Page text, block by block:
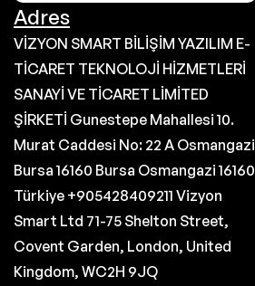
Adres
VİZYON SMART BİLİŞİM YAZILIM E-
TİCARET TEKNOLOJİ HİZMETLERİ
SANAYİ VE TİCARET LİMİTED
ŞİRKETİ Gunestepe Mahallesi 10.
Murat Caddesi No: 22 A Osmangazi
Bursa 16160 Bursa Osmangazi 16160
Türkiye +905428409211 Vizyon
Smart Ltd 71-75 Shelton Street,
Covent Garden, London, United
Kingdom, WC2H 9JQ